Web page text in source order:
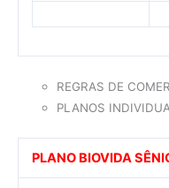
REGRAS DE
PLANOS
PLANO BIOVIDA